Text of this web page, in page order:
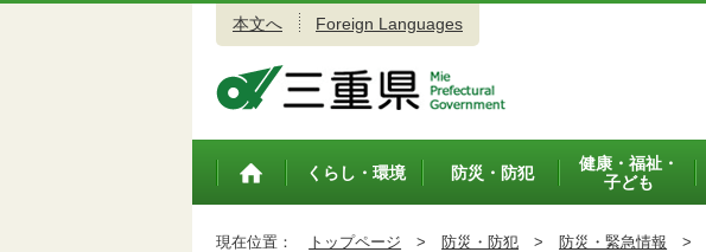
本文へ Foreign Languages
トップペ
くらし・環境 防災・防犯
健康・福祉・
子ども
現在位置： トップページ > 防災・防犯 > 防災・緊急情報 >